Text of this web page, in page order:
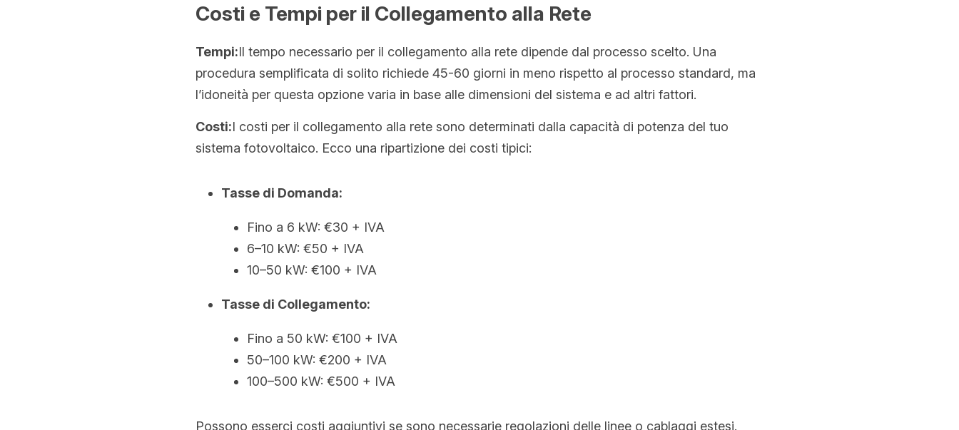
Costi e Tempi per il Collegamento alla Rete
Tempi:Il tempo necessario per il collegamento alla rete dipende dal processo scelto. Una
procedura semplificata di solito richiede 45-60 giorni in meno rispetto al processo standard, ma
l’idoneità per questa opzione varia in base alle dimensioni del sistema e ad altri fattori.
Costi:I costi per il collegamento alla rete sono determinati dalla capacità di potenza del tuo
sistema fotovoltaico. Ecco una ripartizione dei costi tipici:
Tasse di Domanda:
Fino a 6 kW: €30 + IVA
6–10 kW: €50 + IVA
10–50 kW: €100 + IVA
Tasse di Collegamento:
Fino a 50 kW: €100 + IVA
50–100 kW: €200 + IVA
100–500 kW: €500 + IVA
Possono esserci costi aggiuntivi se sono necessarie regolazioni delle linee o cablaggi estesi.